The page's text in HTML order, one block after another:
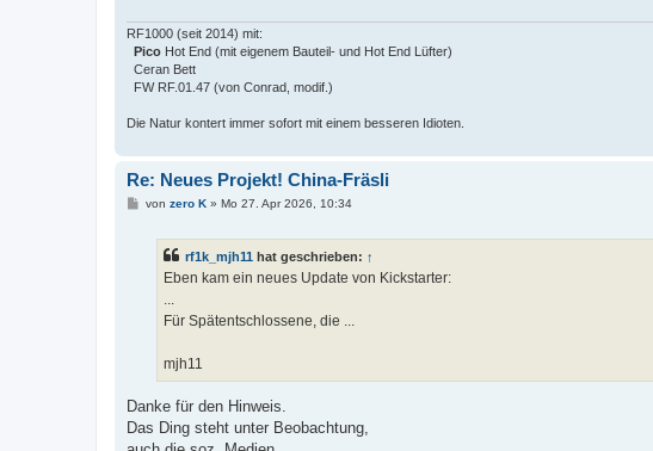
RF1000 (seit 2014) mit:
Pico Hot End (mit eigenem Bauteil- und Hot End Lüfter)
Ceran Bett
FW RF.01.47 (von Conrad, modif.)
Die Natur kontert immer sofort mit einem besseren Idioten.
Re: Neues Projekt! China-Fräsli
Bvon zero K» Mo 27. Apr 2026, 10:34
rf1k_mjh11 hat geschrieben: ↑
Eben kam ein neues Update von Kickstarter:
...
Für Spätentschlossene, die ...
mjh11
Danke für den Hinweis.
Das Ding steht unter Beobachtung,